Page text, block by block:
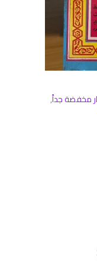
مخفضة جداً,